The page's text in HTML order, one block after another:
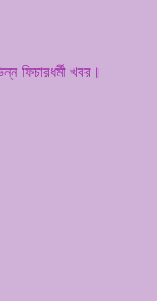
ফিচারধর্মী খবর।